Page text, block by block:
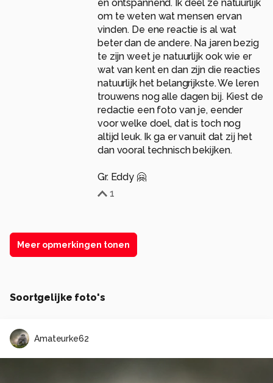
en ontspannend. Ik deel ze natuurlijk
om te weten wat mensen ervan
vinden. De ene reactie is al wat
beter dan de andere. Na jaren bezig
te zijn weet je natuurlijk ook wie er
wat van kent en dan zijn die reacties
natuurlijk het belangrijkste. We leren
trouwens nog alle dagen bij. Kiest de
redactie een foto van je, eender
voor welke doel, dat is toch nog
altijd leuk. Ik ga er vanuit dat zij het
dan vooral technisch bekijken.
Gr. Eddy 🤗
1
Meer opmerkingen tonen
Soortgelijke foto's
Amateurke62